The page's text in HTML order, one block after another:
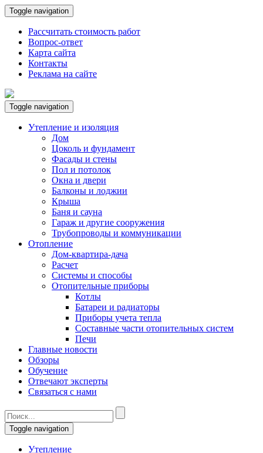
Toggle navigation
Рассчитать стоимость работ
Вопрос-ответ
Карта сайта
Контакты
Реклама на сайте
Toggle navigation
Утепление и изоляция
Дом
Цоколь и фундамент
Фасады и стены
Пол и потолок
Окна и двери
Балконы и лоджии
Крыша
Баня и сауна
Гараж и другие сооружения
Трубопроводы и коммуникации
Отопление
Дом-квартира-дача
Расчет
Системы и способы
Отопительные приборы
Котлы
Батареи и радиаторы
Приборы учета тепла
Составные части отопительных систем
Печи
Главные новости
Обзоры
Обучение
Отвечают эксперты
Связаться с нами
Toggle navigation
Утепление